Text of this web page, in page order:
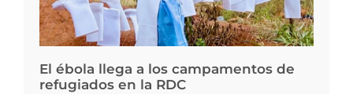
El ébola llega a los campamentos de
refugiados en la RDC